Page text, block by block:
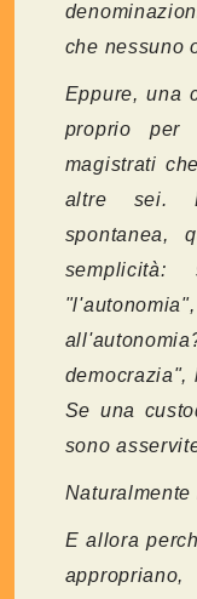
che nessuno
Eppure, una
proprio per
magistrati
altre sei.
spontanea,
democrazia",
Se una
sono
Naturalmente
E allora